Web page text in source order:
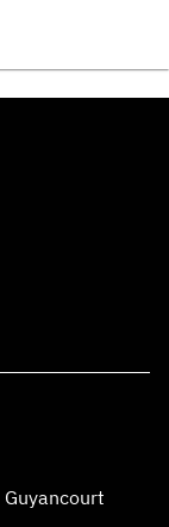
Guyancourt